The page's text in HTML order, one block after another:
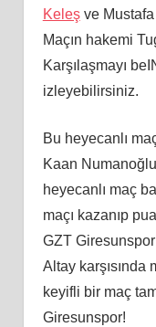
Keleşve Mustafa
Maçın hakemi
Karşılaşmayı
izleyebilirsiniz.
Bu heyecanlı
Kaan
heyecanlı maç
maçı kazanıp
GZT
Altay
keyifli bir maç
Giresunspor!